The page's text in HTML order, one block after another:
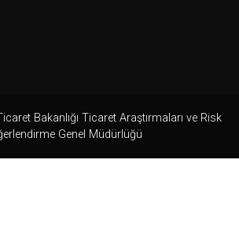
Bakanlığı Ticaret Araştırmaları ve Risk
Genel Müdürlüğü